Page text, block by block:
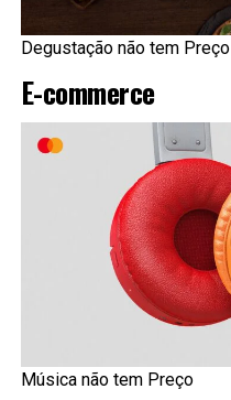
Degustação não tem Preço
E-commerce
Música não tem Preço